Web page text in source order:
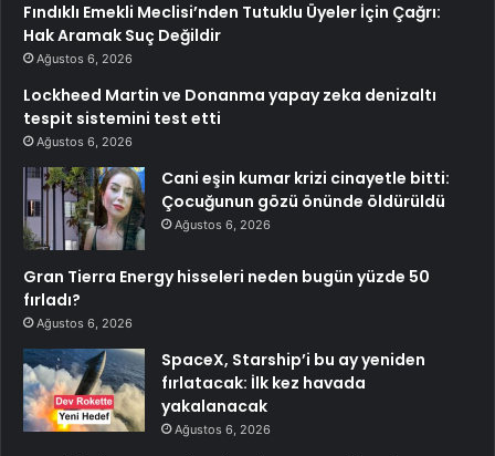
Fındıklı Emekli Meclisi’nden Tutuklu Üyeler İçin Çağrı:
Hak Aramak Suç Değildir
Ağustos 6, 2026
Lockheed Martin ve Donanma yapay zeka denizaltı
tespit sistemini test etti
Ağustos 6, 2026
Cani eşin kumar krizi cinayetle bitti:
Çocuğunun gözü önünde öldürüldü
Ağustos 6, 2026
Gran Tierra Energy hisseleri neden bugün yüzde 50
fırladı?
Ağustos 6, 2026
SpaceX, Starship’i bu ay yeniden
fırlatacak: İlk kez havada
yakalanacak
Ağustos 6, 2026